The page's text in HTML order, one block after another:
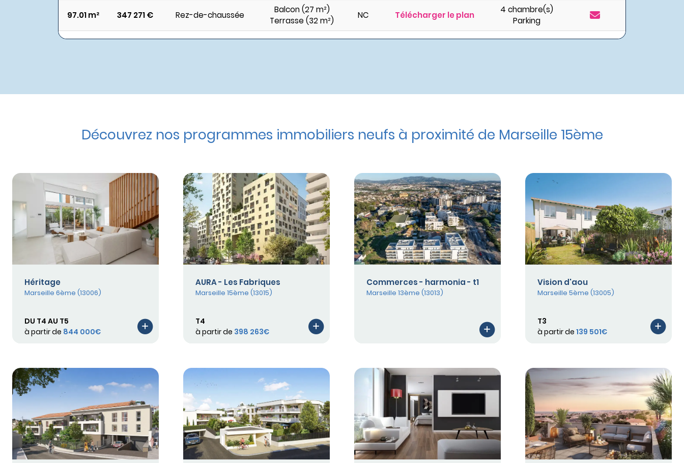
97.01 m² 347 271 € Rez-de-chaussée
Balcon (27 m²)
Terrasse (32 m²)
NC Télécharger le plan
4 chambre(s)
Parking
Découvrez nos programmes immobiliers neufs à proximité de Marseille 15ème
Héritage
Marseille 6ème (13006)
DU T4 AU T5
à partir de 844 000€
AURA - Les Fabriques
Marseille 15ème (13015)
T4
à partir de 398 263€
Commerces - harmonia - t1
Marseille 13ème (13013)
Vision d'aou
Marseille 5ème (13005)
T3
à partir de 139 501€